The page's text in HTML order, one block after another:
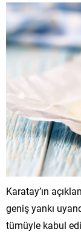
Karatay’ın
geniş yankı
tümüyle kabul